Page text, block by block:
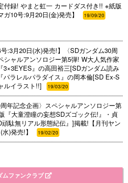
付録! やまと虹一 カードダス付き!! ※紙版
10号:9月20日(金)発売】
19/09/20
号:3月20日(水)発売!】〈SDガンダム30周
シャルアンソロジー第5弾! W大人気作家
3×3EYES』の高田裕三[SDガンダム読み
パラレルパラダイス』の岡本倫[SD Ex-S
ルイラスト!!]
19/03/20
周年記念企画〉スペシャルアンソロジー第
『大童澄瞳の妄想SDズゴック伝!』・貞
駄無リアル形態紀伝』]掲載!【月刊ヤン
)発売!】
19/02/20
ムファンクラブ